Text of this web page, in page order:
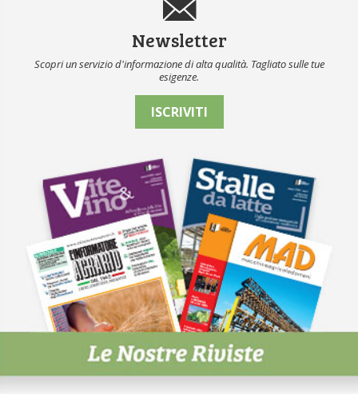
Newsletter
Scopri un servizio d'informazione di alta qualità. Tagliato sulle tue
esigenze.
ISCRIVITI